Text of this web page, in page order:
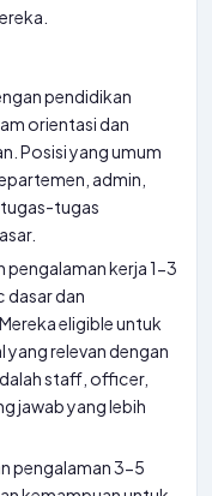
pendidikan
orientasi dan
Posisi yang umum
admin,
tugas
pengalaman kerja 1-3
dasar dan
eligible untuk
relevan dengan
staff, officer,
jawab yang lebih
pengalaman 3-5